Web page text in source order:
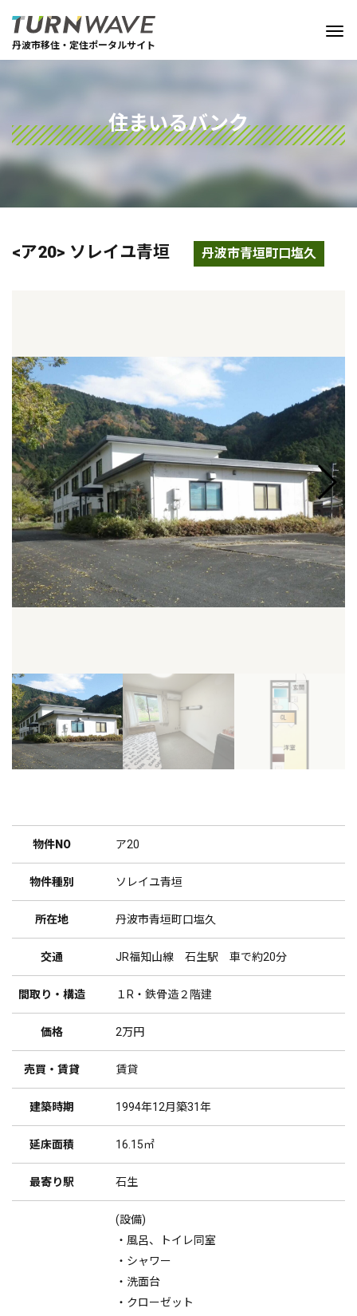
丹波市移住・定住ポータルサイト
住まいるバンク
<ア20> ソレイユ青垣 丹波市青垣町口塩久
物件NO ア20
物件種別 ソレイユ青垣
所在地 丹波市青垣町口塩久
交通 JR福知山線 石生駅 車で約20分
間取り・構造 １R・鉄骨造２階建
価格 2万円
売買・賃貸 賃貸
建築時期 1994年12月築31年
延床面積 16.15㎡
最寄り駅 石生
(設備)
・風呂、トイレ同室
・シャワー
・洗面台
・クローゼット